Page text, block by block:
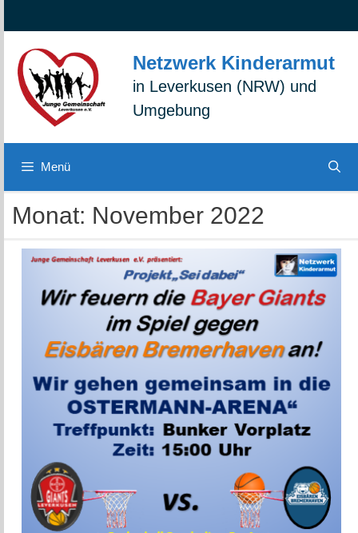
Inhalt
springen
Navigation
springen
Inhalt
springen
Netzwerk Kinderarmut
in Leverkusen (NRW) und
Umgebung
Menü
Monat: November 2022